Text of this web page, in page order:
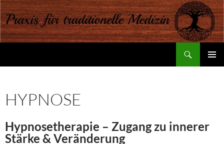
HYPNOSE
Hypnosetherapie – Zugang zu innerer
Stärke & Veränderung